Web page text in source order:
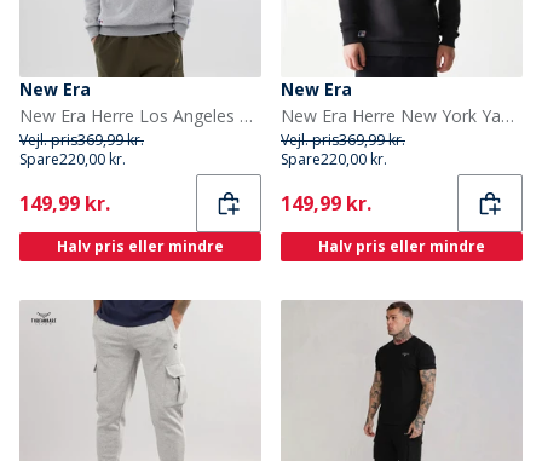
New Era
New Era Herre Los Angeles Dodgers Sweatshirt Grey Med
Vejl. pris369,99 kr.
Spare220,00 kr.
Current
149,99 kr.
Halv pris eller mindre
New Era
New Era Herre New York Yankees Sweatshirt Sort
Vejl. pris369,99 kr.
Spare220,00 kr.
Current
149,99 kr.
Halv pris eller mindre